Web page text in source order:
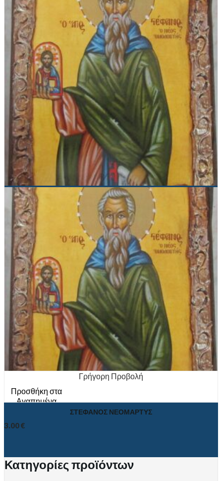
Γρήγορη Προβολή
Προσθήκη στα
Αγαπημένα
ΣΤΕΦΑΝΟΣ ΝΕΟΜΑΡΤΥΣ
3.00€
Κατηγορίες προϊόντων